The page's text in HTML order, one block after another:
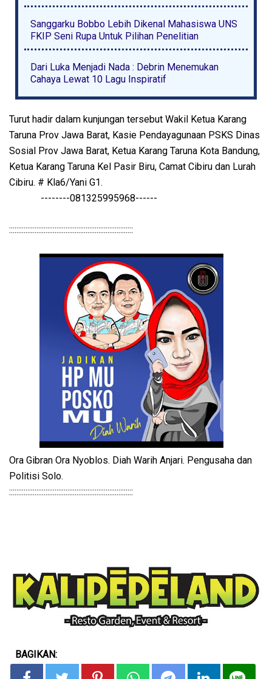
Sanggarku Bobbo Lebih Dikenal Mahasiswa UNS
FKIP Seni Rupa Untuk Pilihan Penelitian
Dari Luka Menjadi Nada : Debrin Menemukan
Cahaya Lewat 10 Lagu Inspiratif
Turut hadir dalam kunjungan tersebut Wakil Ketua Karang
Taruna Prov Jawa Barat, Kasie Pendayagunaan PSKS Dinas
Sosial Prov Jawa Barat, Ketua Karang Taruna Kota Bandung,
Ketua Karang Taruna Kel Pasir Biru, Camat Cibiru dan Lurah
Cibiru. # Kla6/Yani G1.
--------081325995968------
::::::::::::::::::::::::::::::::::::::::::::::::::::::::::::::::::::
Ora Gibran Ora Nyoblos. Diah Warih Anjari. Pengusaha dan
Politisi Solo.
::::::::::::::::::::::::::::::::::::::::::::::::::::::::::::::::::::
BAGIKAN: